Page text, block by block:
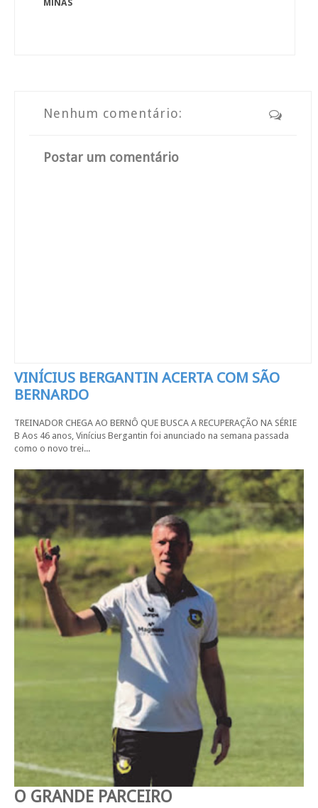
MINAS
Nenhum comentário:
Postar um comentário
VINÍCIUS BERGANTIN ACERTA COM SÃO
BERNARDO
TREINADOR CHEGA AO BERNÔ QUE BUSCA A RECUPERAÇÃO NA SÉRIE
B Aos 46 anos, Vinícius Bergantin foi anunciado na semana passada
como o novo trei...
O GRANDE PARCEIRO